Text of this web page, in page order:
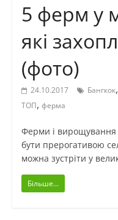
5 ферм у
які
(фото)
24.10.2017 Бангкок,
ТОП, ферма
Ферми і вирощування
бути прерогативою
можна зустріти у
Більше...